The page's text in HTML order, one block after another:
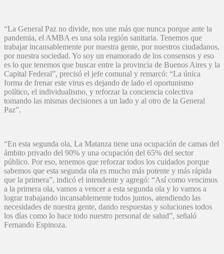
“La General Paz no divide, nos une más que nunca porque ante la
pandemia, el AMBA es una sola región sanitaria. Tenemos que
trabajar incansablemente por nuestra gente, por nuestros ciudadanos,
por nuestra sociedad. Yo soy un enamorado de los consensos y eso
es lo que tenemos que buscar entre la provincia de Buenos Aires y la
Capital Federal”, precisó el jefe comunal y remarcó: “La única
forma de frenar este virus es dejando de lado el oportunismo
político, el individualismo, y reforzar la conciencia colectiva
tomando las mismas decisiones a un lado y al otro de la General
Paz”.
“En esta segunda ola, La Matanza tiene una ocupación de camas del
ámbito privado del 90% y una ocupación del 65% del sector
público. Por eso, tenemos que reforzar todos los cuidados porque
sabemos que esta segunda ola es mucho más potente y más rápida
que la primera”, indicó el intendente y agregó: “Así como vencimos
a la primera ola, vamos a vencer a esta segunda ola y lo vamos a
lograr trabajando incansablemente todos juntos, atendiendo las
necesidades de nuestra gente, dando respuestas y soluciones todos
los días como lo hace todo nuestro personal de salud”, señaló
Fernando Espinoza.